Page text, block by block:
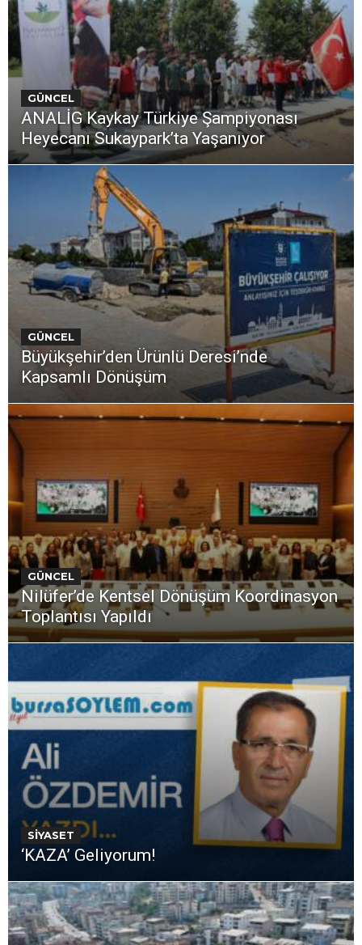
GÜNCEL
ANALİG Kaykay Türkiye Şampiyonası
Heyecanı Sukaypark’ta Yaşanıyor
GÜNCEL
Büyükşehir’den Ürünlü Deresi’nde
Kapsamlı Dönüşüm
GÜNCEL
Nilüfer’de Kentsel Dönüşüm Koordinasyon
Toplantısı Yapıldı
SİYASET
‘KAZA’ Geliyorum!